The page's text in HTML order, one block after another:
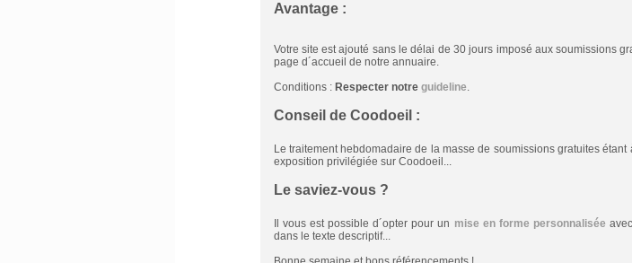
Avantage :
Votre site est ajouté sans le délai de 30 jours imposé aux soumissions
page d´accueil de notre annuaire.
Conditions : Respecter notre guideline.
Conseil de Coodoeil :
Le traitement hebdomadaire de la masse de soumissions gratuites
exposition privilégiée sur Coodoeil...
Le saviez-vous ?
Il vous est possible d´opter pour un mise en forme personnalisée
dans le texte descriptif...